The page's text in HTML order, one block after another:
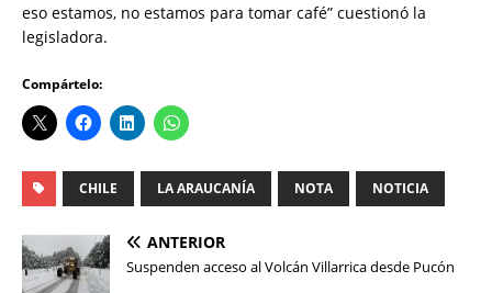
eso estamos, no estamos para tomar café” cuestionó la
legisladora.
Compártelo:
CHILE LA ARAUCANÍA NOTA NOTICIA
ANTERIOR
Suspenden acceso al Volcán Villarrica desde Pucón